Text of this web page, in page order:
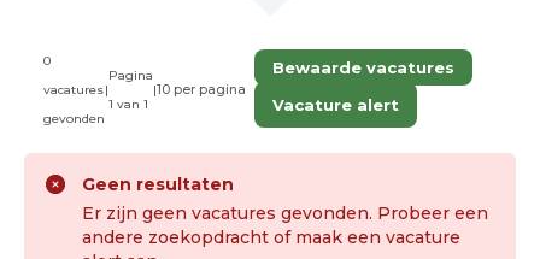
0
vacatures
gevonden
|
Pagina
1 van 1
|
Bewaarde vacatures
Vacature alert
Geen resultaten
Er zijn geen vacatures gevonden. Probeer een
andere zoekopdracht of maak een vacature